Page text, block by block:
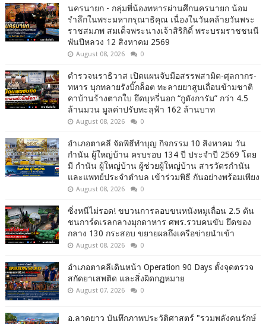
นครนายก - กลุ่มพี่น้องทหารผ่านศึกนครนายก น้อม
รำลึกในพระมหากรุณาธิคุณ เนื่องในวันคล้ายวันพระ
ราชสมภพ สมเด็จพระนางเจ้าสิริกิติ์ พระบรมราชชนนี
พันปีหลวง 12 สิงหาคม 2569
August 08, 2026 0
ตำรวจนราธิวาส เปิดแผนจับมือสรรพสามิต-ศุลกากร-
ทหาร บุกทลายรังบิ๊กล็อต ทะลายยาสูบเถื่อนข้ามชาติ
คาบ้านร้างตากใบ ยึดบุหรี่นอก “กูดังการัม” กว่า 4.5
ล้านมวน มูลค่าปรับทะลุฟ้า 162 ล้านบาท
August 08, 2026 0
อำเภอตาคลี จัดพิธีทำบุญ กิจกรรม 10 สิงหาคม วัน
กำนัน ผู้ใหญ่บ้าน ครบรอบ 134 ปี ประจำปี 2569 โดย
มี กำนัน ผู้ใหญ่บ้าน ผู้ช่วยผู้ใหญ่บ้าน สารวัตรกำนัน
และแพทย์ประจำตำบล เข้าร่วมพิธี กันอย่างพร้อมเพียง
August 08, 2026 0
ซิ่งหนีไม่รอด! ขบวนการลอบขนหนังหมูเถื่อน 2.5 ตัน
ชนการ์ดเรลกลางมุกดาหาร ศพร.รวบคนขับ ยึดของ
กลาง 130 กระสอบ ขยายผลถึงเครือข่ายนำเข้า
August 08, 2026 0
อำเภอตาคลีเดินหน้า Operation 90 Days ตั้งจุดตรวจ
สกัดยาเสพติด และสิ่งผิดกฏหมาย
August 07, 2026 0
อ.ลาดยาว บันทึกภาพประวัติศาสตร์ "รวมพลังคนรักษ์